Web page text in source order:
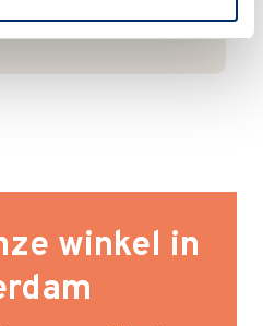
winkel in